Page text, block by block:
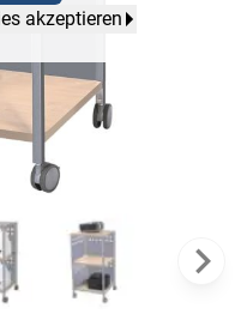
akzeptieren